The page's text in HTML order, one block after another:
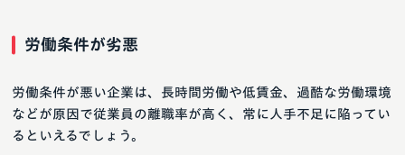
労働条件が劣悪
労働条件が悪い企業は、長時間労働や低賃金、過酷な労働環境
などが原因で従業員の離職率が高く、常に人手不足に陥ってい
るといえるでしょう。